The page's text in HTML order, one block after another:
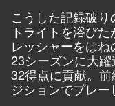
こうした記録破
トライトを浴び
レッシャーをは
23シーズンに大
32得点に貢献。
ジションでプレー